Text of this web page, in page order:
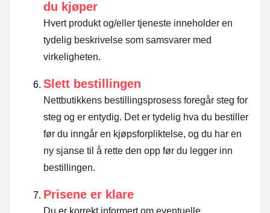
du kjøper
Hvert produkt og/eller tjeneste inneholder en
tydelig beskrivelse som samsvarer med
virkeligheten.
Slett bestillingen
Nettbutikkens bestillingsprosess foregår steg for
steg og er entydig. Det er tydelig hva du bestiller
før du inngår en kjøpsforpliktelse, og du har en
ny sjanse til å rette den opp før du legger inn
bestillingen.
Prisene er klare
Du er korrekt informert om eventuelle